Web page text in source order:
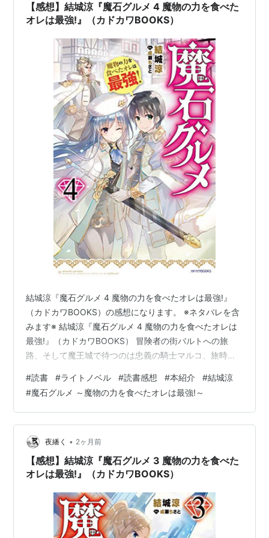
【感想】結城涼『魔石グルメ 4 魔物の力を食べた
オレは最強!』（カドカワBOOKS）
結城涼『魔石グルメ 4 魔物の力を食べたオレは最強!』
（カドカワBOOKS）の感想になります。 ※ネタバレを含
みます※ 結城涼『魔石グルメ 4 魔物の力を食べたオレは
最強!』（カドカワBOOKS） 冒険者の街バルトへの旅
路、そして魔王城で待つのは忠義の騎士マルコ、旅時の
涼『魔石グルメ 4 魔物の力を食べたオレは最強!』（カド
カワBOOKS） 魔石グルメ ４ 魔物の力を食べたオレは最
強！ (カドカワBOOKS) 作者:結城 涼 KADOKAWA
Amazon 冒険者の街バルトへの旅路、そして魔王城で待
つのは忠義の騎士マルコ、旅時の果てにアイン…
#読書 #ライトノベル #読書感想 #本紹介 #結城涼
#魔石グルメ ～魔物の力を食べたオレは最強!～
夜繙く • 2ヶ月前
【感想】結城涼『魔石グルメ 3 魔物の力を食べた
オレは最強!』（カドカワBOOKS）